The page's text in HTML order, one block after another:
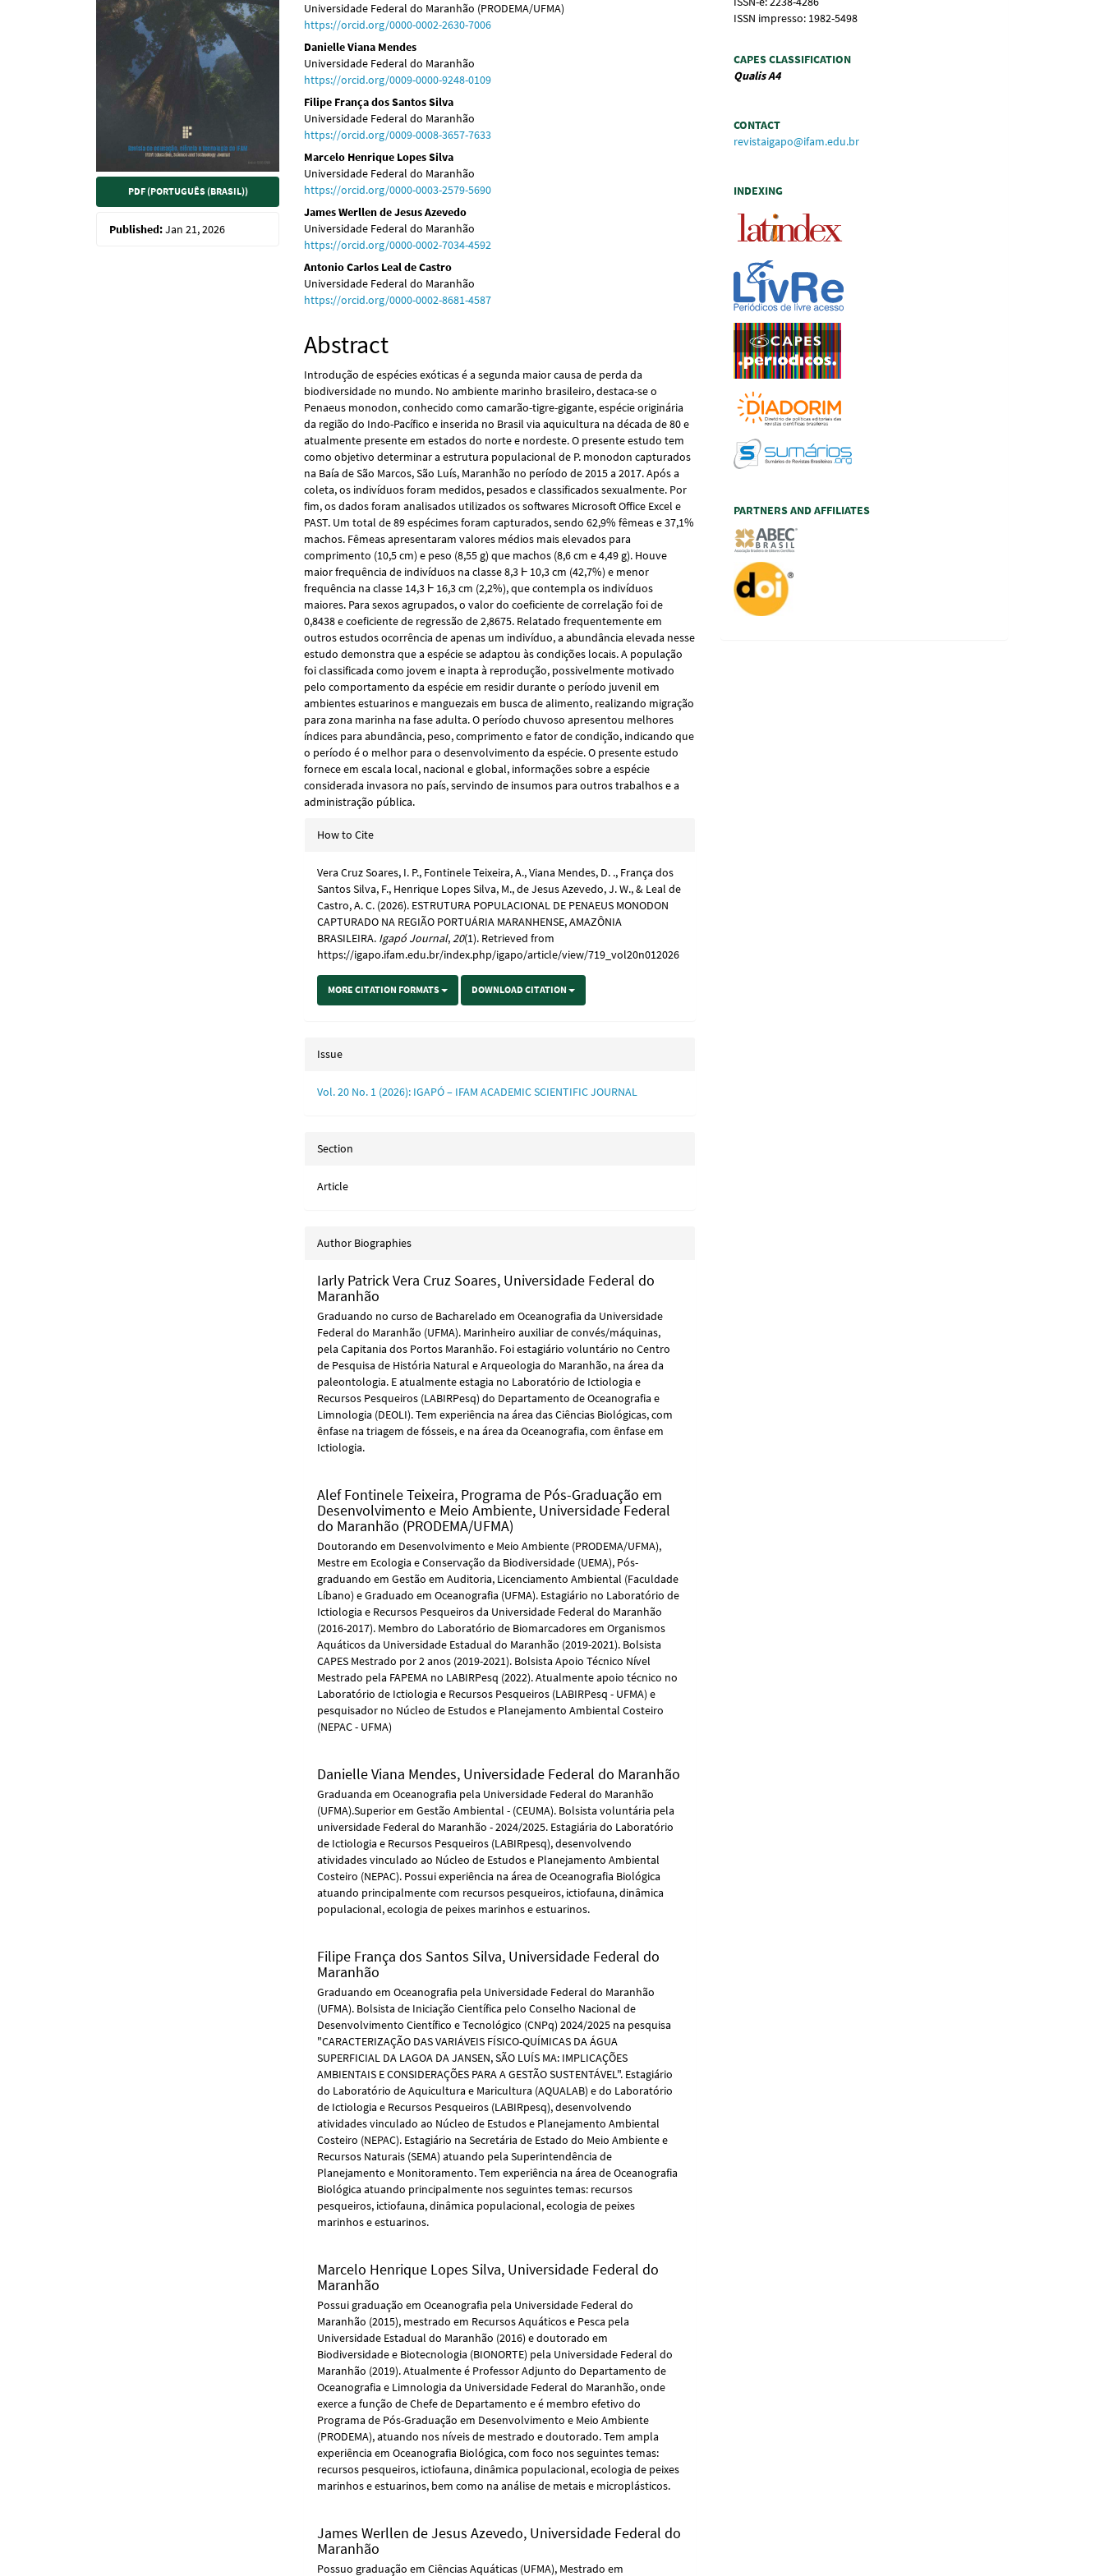
PDF (PORTUGUÊS (BRASIL))
Published:Jan 21, 2026
Universidade Federal do Maranhão (PRODEMA/UFMA)
https://orcid.org/0000-0002-2630-7006
Danielle Viana Mendes
Universidade Federal do Maranhão
https://orcid.org/0009-0000-9248-0109
Filipe França dos Santos Silva
Universidade Federal do Maranhão
https://orcid.org/0009-0008-3657-7633
Marcelo Henrique Lopes Silva
Universidade Federal do Maranhão
https://orcid.org/0000-0003-2579-5690
James Werllen de Jesus Azevedo
Universidade Federal do Maranhão
https://orcid.org/0000-0002-7034-4592
Antonio Carlos Leal de Castro
Universidade Federal do Maranhão
https://orcid.org/0000-0002-8681-4587
Abstract
Introdução de espécies exóticas é a segunda maior causa de perda da
biodiversidade no mundo. No ambiente marinho brasileiro, destaca-se o
Penaeus monodon, conhecido como camarão-tigre-gigante, espécie originária
da região do Indo-Pacífico e inserida no Brasil via aquicultura na década de 80 e
atualmente presente em estados do norte e nordeste. O presente estudo tem
como objetivo determinar a estrutura populacional de P. monodon capturados
na Baía de São Marcos, São Luís, Maranhão no período de 2015 a 2017. Após a
coleta, os indivíduos foram medidos, pesados e classificados sexualmente. Por
fim, os dados foram analisados utilizados os softwares Microsoft Office Excel e
PAST. Um total de 89 espécimes foram capturados, sendo 62,9% fêmeas e 37,1%
machos. Fêmeas apresentaram valores médios mais elevados para
comprimento (10,5 cm) e peso (8,55 g) que machos (8,6 cm e 4,49 g). Houve
maior frequência de indivíduos na classe 8,3 Ⱶ 10,3 cm (42,7%) e menor
frequência na classe 14,3 Ⱶ 16,3 cm (2,2%), que contempla os indivíduos
maiores. Para sexos agrupados, o valor do coeficiente de correlação foi de
0,8438 e coeficiente de regressão de 2,8675. Relatado frequentemente em
outros estudos ocorrência de apenas um indivíduo, a abundância elevada nesse
estudo demonstra que a espécie se adaptou às condições locais. A população
foi classificada como jovem e inapta à reprodução, possivelmente motivado
pelo comportamento da espécie em residir durante o período juvenil em
ambientes estuarinos e manguezais em busca de alimento, realizando migração
para zona marinha na fase adulta. O período chuvoso apresentou melhores
índices para abundância, peso, comprimento e fator de condição, indicando que
o período é o melhor para o desenvolvimento da espécie. O presente estudo
fornece em escala local, nacional e global, informações sobre a espécie
considerada invasora no país, servindo de insumos para outros trabalhos e a
administração pública.
Article
How to Cite
Vera Cruz Soares, I. P., Fontinele Teixeira, A., Viana Mendes, D. ., França dos
Santos Silva, F., Henrique Lopes Silva, M., de Jesus Azevedo, J. W., & Leal de
Castro, A. C. (2026). ESTRUTURA POPULACIONAL DE PENAEUS MONODON
CAPTURADO NA REGIÃO PORTUÁRIA MARANHENSE, AMAZÔNIA
BRASILEIRA. Igapó Journal,20(1). Retrieved from
https://igapo.ifam.edu.br/index.php/igapo/article/view/719_vol20n012026
MORE CITATION FORMATS DOWNLOAD CITATION
Issue
Vol. 20 No. 1 (2026): IGAPÓ – IFAM ACADEMIC SCIENTIFIC JOURNAL
Section
Article
Author Biographies
Iarly Patrick Vera Cruz Soares, Universidade Federal do
Maranhão
Graduando no curso de Bacharelado em Oceanografia da Universidade
Federal do Maranhão (UFMA). Marinheiro auxiliar de convés/máquinas,
pela Capitania dos Portos Maranhão. Foi estagiário voluntário no Centro
de Pesquisa de História Natural e Arqueologia do Maranhão, na área da
paleontologia. E atualmente estagia no Laboratório de Ictiologia e
Recursos Pesqueiros (LABIRPesq) do Departamento de Oceanografia e
Limnologia (DEOLI). Tem experiência na área das Ciências Biológicas, com
ênfase na triagem de fósseis, e na área da Oceanografia, com ênfase em
Ictiologia.
Alef Fontinele Teixeira, Programa de Pós-Graduação em
Desenvolvimento e Meio Ambiente, Universidade Federal
do Maranhão (PRODEMA/UFMA)
Doutorando em Desenvolvimento e Meio Ambiente (PRODEMA/UFMA),
Mestre em Ecologia e Conservação da Biodiversidade (UEMA), Pós-
graduando em Gestão em Auditoria, Licenciamento Ambiental (Faculdade
Líbano) e Graduado em Oceanografia (UFMA). Estagiário no Laboratório de
Ictiologia e Recursos Pesqueiros da Universidade Federal do Maranhão
(2016-2017). Membro do Laboratório de Biomarcadores em Organismos
Aquáticos da Universidade Estadual do Maranhão (2019-2021). Bolsista
CAPES Mestrado por 2 anos (2019-2021). Bolsista Apoio Técnico Nível
Mestrado pela FAPEMA no LABIRPesq (2022). Atualmente apoio técnico no
Laboratório de Ictiologia e Recursos Pesqueiros (LABIRPesq - UFMA) e
pesquisador no Núcleo de Estudos e Planejamento Ambiental Costeiro
(NEPAC - UFMA)
Danielle Viana Mendes, Universidade Federal do Maranhão
Graduanda em Oceanografia pela Universidade Federal do Maranhão
(UFMA).Superior em Gestão Ambiental - (CEUMA). Bolsista voluntária pela
universidade Federal do Maranhão - 2024/2025. Estagiária do Laboratório
de Ictiologia e Recursos Pesqueiros (LABIRpesq), desenvolvendo
atividades vinculado ao Núcleo de Estudos e Planejamento Ambiental
Costeiro (NEPAC). Possui experiência na área de Oceanografia Biológica
atuando principalmente com recursos pesqueiros, ictiofauna, dinâmica
populacional, ecologia de peixes marinhos e estuarinos.
Filipe França dos Santos Silva, Universidade Federal do
Maranhão
Graduando em Oceanografia pela Universidade Federal do Maranhão
(UFMA). Bolsista de Iniciação Científica pelo Conselho Nacional de
Desenvolvimento Científico e Tecnológico (CNPq) 2024/2025 na pesquisa
"CARACTERIZAÇÃO DAS VARIÁVEIS FÍSICO-QUÍMICAS DA ÁGUA
SUPERFICIAL DA LAGOA DA JANSEN, SÃO LUÍS MA: IMPLICAÇÕES
AMBIENTAIS E CONSIDERAÇÕES PARA A GESTÃO SUSTENTÁVEL". Estagiário
do Laboratório de Aquicultura e Maricultura (AQUALAB) e do Laboratório
de Ictiologia e Recursos Pesqueiros (LABIRpesq), desenvolvendo
atividades vinculado ao Núcleo de Estudos e Planejamento Ambiental
Costeiro (NEPAC). Estagiário na Secretária de Estado do Meio Ambiente e
Recursos Naturais (SEMA) atuando pela Superintendência de
Planejamento e Monitoramento. Tem experiência na área de Oceanografia
Biológica atuando principalmente nos seguintes temas: recursos
pesqueiros, ictiofauna, dinâmica populacional, ecologia de peixes
marinhos e estuarinos.
Marcelo Henrique Lopes Silva, Universidade Federal do
Maranhão
Possui graduação em Oceanografia pela Universidade Federal do
Maranhão (2015), mestrado em Recursos Aquáticos e Pesca pela
Universidade Estadual do Maranhão (2016) e doutorado em
Biodiversidade e Biotecnologia (BIONORTE) pela Universidade Federal do
Maranhão (2019). Atualmente é Professor Adjunto do Departamento de
Oceanografia e Limnologia da Universidade Federal do Maranhão, onde
exerce a função de Chefe de Departamento e é membro efetivo do
Programa de Pós-Graduação em Desenvolvimento e Meio Ambiente
(PRODEMA), atuando nos níveis de mestrado e doutorado. Tem ampla
experiência em Oceanografia Biológica, com foco nos seguintes temas:
recursos pesqueiros, ictiofauna, dinâmica populacional, ecologia de peixes
marinhos e estuarinos, bem como na análise de metais e microplásticos.
James Werllen de Jesus Azevedo, Universidade Federal do
Maranhão
Possuo graduação em Ciências Aquáticas (UFMA), Mestrado em
ISSN impresso: 1982-5498
CAPES CLASSIFICATION
QualisA4
CONTACT
revistaigapo@ifam.edu.br
INDEXING
PARTNERS AND AFFILIATES